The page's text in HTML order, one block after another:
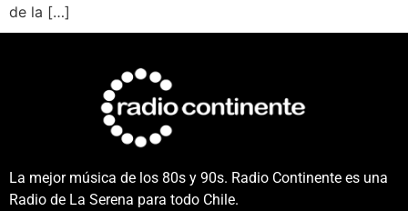
de la […]
La mejor música de los 80s y 90s. Radio Continente es una
Radio de La Serena para todo Chile.